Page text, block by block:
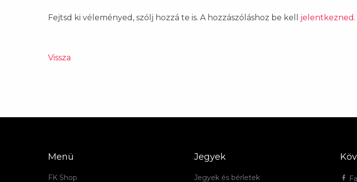
Fejtsd ki véleményed, szólj hozzá te is. A hozzászóláshoz be kell jelentkezned .
Vissza
Menü
FK Shop
Jegyek
Jegyek és bérletek